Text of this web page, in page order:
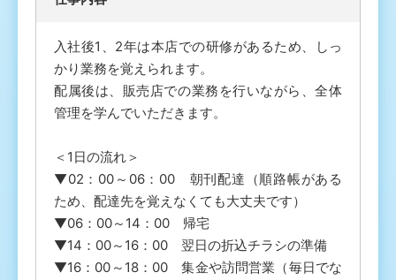
入社後1、2年は本店での研修があるため、しっ
かり業務を覚えられます。
配属後は、販売店での業務を行いながら、全体
管理を学んでいただきます。
＜1日の流れ＞
▼02：00～06：00 朝刊配達（順路帳がある
ため、配達先を覚えなくても大丈夫です）
▼06：00～14：00 帰宅
▼14：00～16：00 翌日の折込チラシの準備
▼16：00～18：00 集金や訪問営業（毎日でな